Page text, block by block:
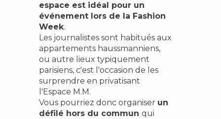
espace est idéal pour un
événement lors de la Fashion
Week.
Les journalistes sont habitués aux
appartements haussmanniens,
ou autre lieux typiquement
parisiens, c'est l'occasion de les
surprendre en privatisant
l'Espace M.M.
Vous pourriez donc organiser un
défilé hors du commun qui